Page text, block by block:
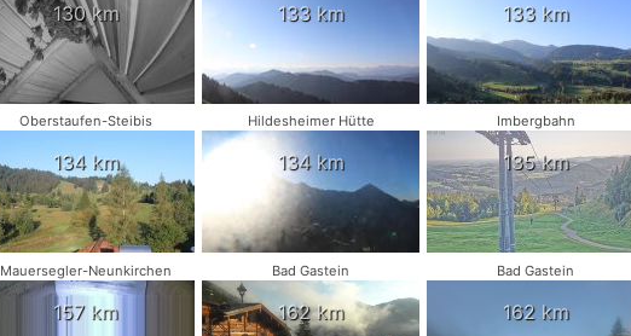
130 km 133 km 133 km
Oberstaufen-Steibis
134 km
Hildesheimer Hütte
134 km
Imbergbahn
135 km
Mauersegler-Neunkirchen
157 km
Bad Gastein
162 km
Bad Gastein
162 km